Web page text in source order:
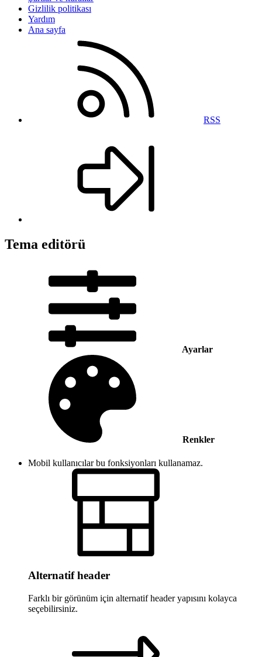
Gizlilik politikası
Yardım
Ana sayfa
RSS
Tema editörü
Ayarlar
Renkler
Mobil kullanıcılar bu fonksiyonları kullanamaz.
Alternatif header
Farklı bir görünüm için alternatif header yapısını kolayca
seçebilirsiniz.